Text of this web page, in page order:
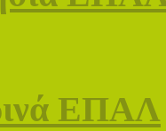
ΕΠΑΛ